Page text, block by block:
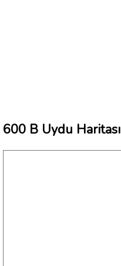
600 B Uydu Haritası